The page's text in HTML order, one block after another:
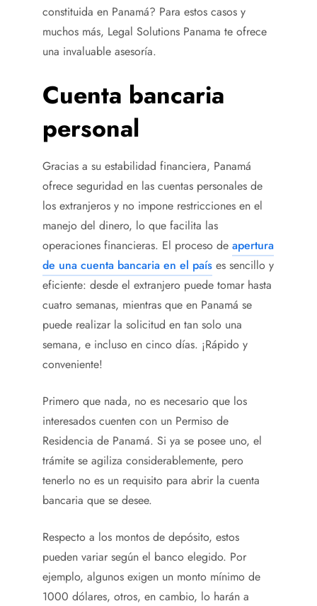
constituida en Panamá? Para estos casos y
muchos más, Legal Solutions Panama te ofrece
una invaluable asesoría.
Cuenta bancaria
personal
Gracias a su estabilidad financiera, Panamá
ofrece seguridad en las cuentas personales de
los extranjeros y no impone restricciones en el
manejo del dinero, lo que facilita las
operaciones financieras. El proceso de apertura
de una cuenta bancaria en el país es sencillo y
eficiente: desde el extranjero puede tomar hasta
cuatro semanas, mientras que en Panamá se
puede realizar la solicitud en tan solo una
semana, e incluso en cinco días. ¡Rápido y
conveniente!
Primero que nada, no es necesario que los
interesados cuenten con un Permiso de
Residencia de Panamá. Si ya se posee uno, el
trámite se agiliza considerablemente, pero
tenerlo no es un requisito para abrir la cuenta
bancaria que se desee.
Respecto a los montos de depósito, estos
pueden variar según el banco elegido. Por
ejemplo, algunos exigen un monto mínimo de
1000 dólares, otros, en cambio, lo harán a